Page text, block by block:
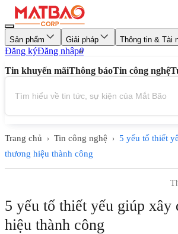
Sản phẩm Giải pháp Thông tin & Tài
Đăng kýĐăng nhập0
Tin khuyến mãiThông báoTin công nghệ
Trang chủ › Tin công nghệ › 5 yếu tố thiết
thương hiệu thành công
5 yếu tố thiết yếu giúp xây
hiệu thành công